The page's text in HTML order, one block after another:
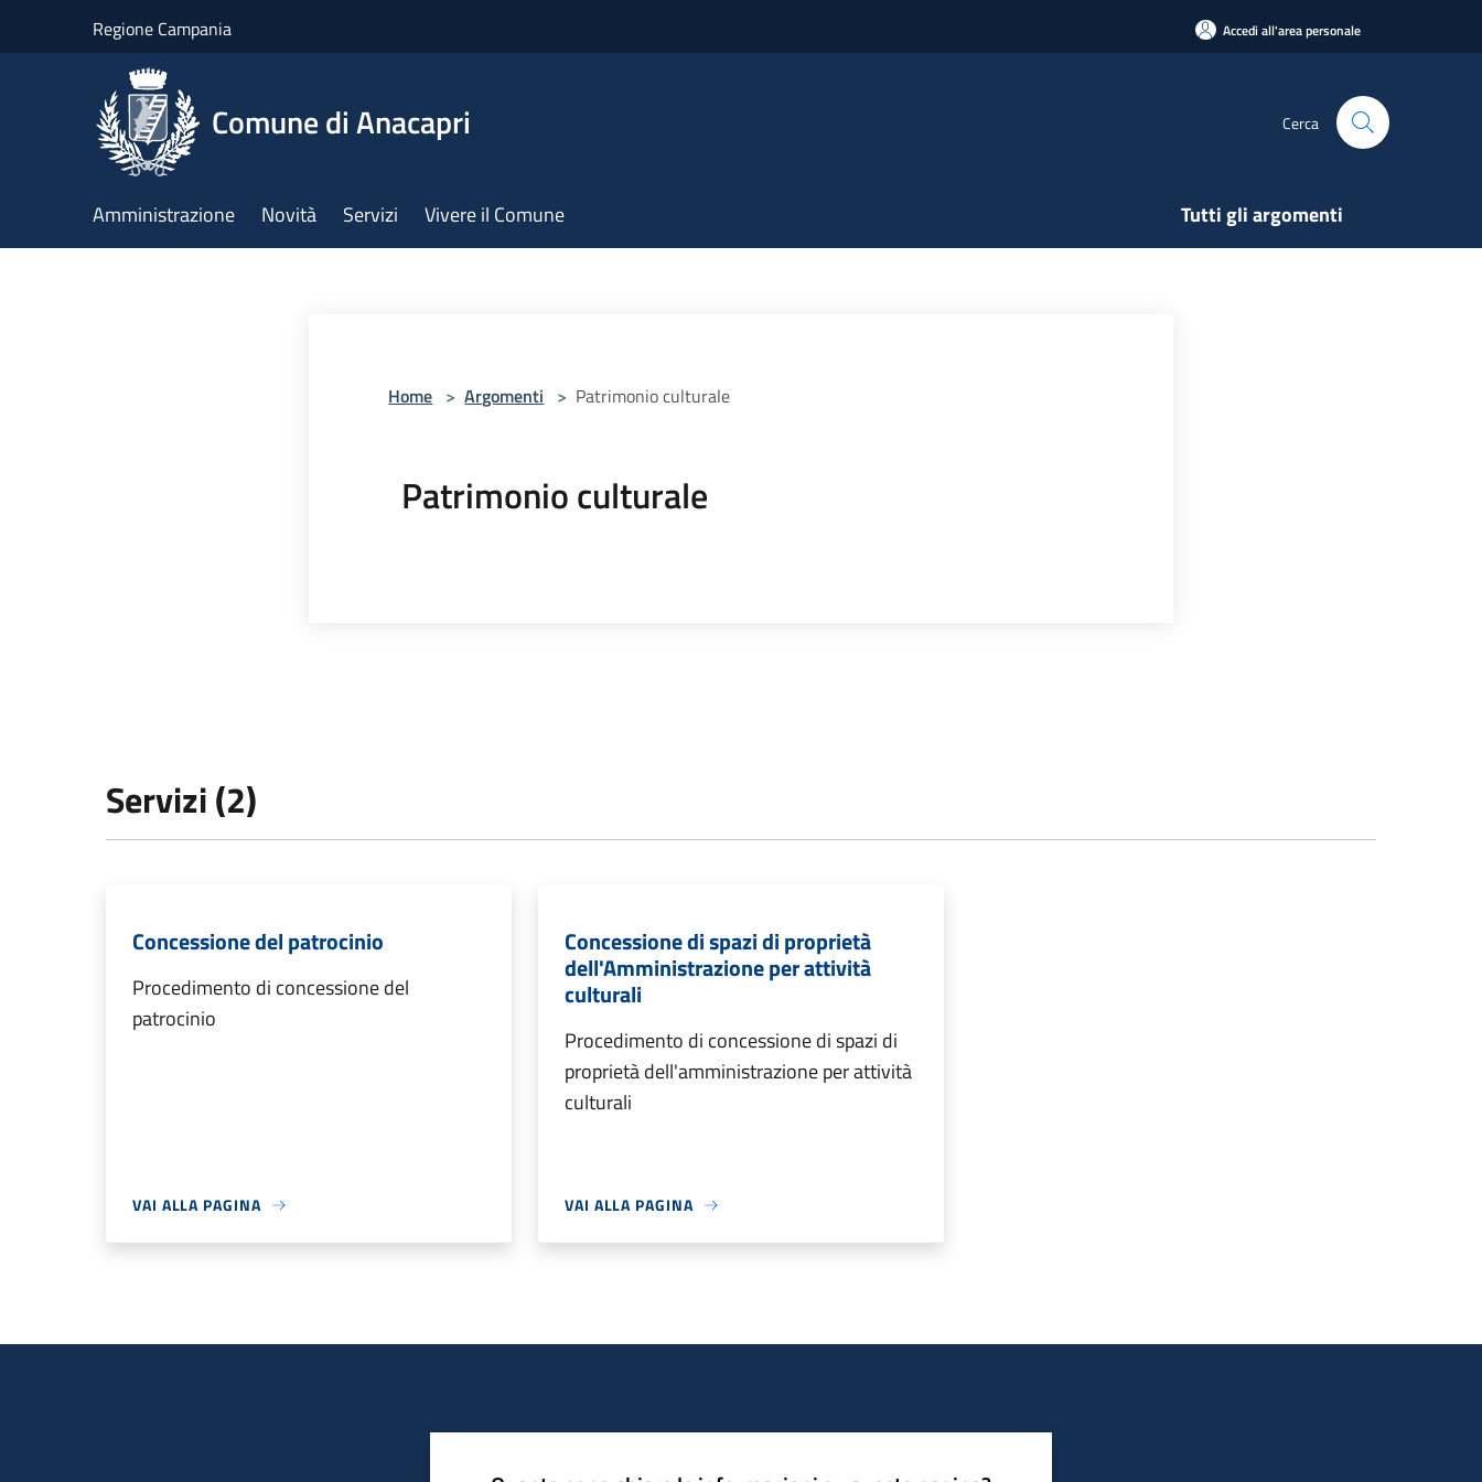
Regione Campania Accedi all'area personale
Comune di Anacapri Cerca
Amministrazione Novità Servizi Vivere il Comune Tutti gli argomenti
Home > Argomenti > Patrimonio culturale
Patrimonio culturale
Servizi (2)
Concessione del patrocinio
Procedimento di concessione del
patrocinio
VAI ALLA PAGINA
Concessione di spazi di proprietà
dell'Amministrazione per attività
culturali
Procedimento di concessione di spazi di
proprietà dell'amministrazione per attività
culturali
VAI ALLA PAGINA